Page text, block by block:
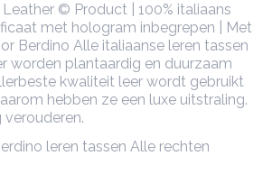
© Product | 100% italiaans
met hologram inbegrepen | Met
Berdino Alle italiaanse leren tassen
worden plantaardig en duurzaam
kwaliteit leer wordt gebruikt
hebben ze een luxe uitstraling.
leren tassen Alle rechten